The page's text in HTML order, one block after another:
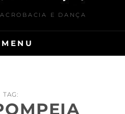
E DANÇA
MENU
TAG: